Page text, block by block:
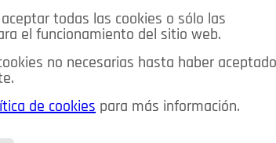
OPINIÓN IN SALUD 🔴 EN DIRECTO
todas las cookies o sólo las
el funcionamiento del sitio web.
no necesarias hasta haber aceptado
de cookies para más información.